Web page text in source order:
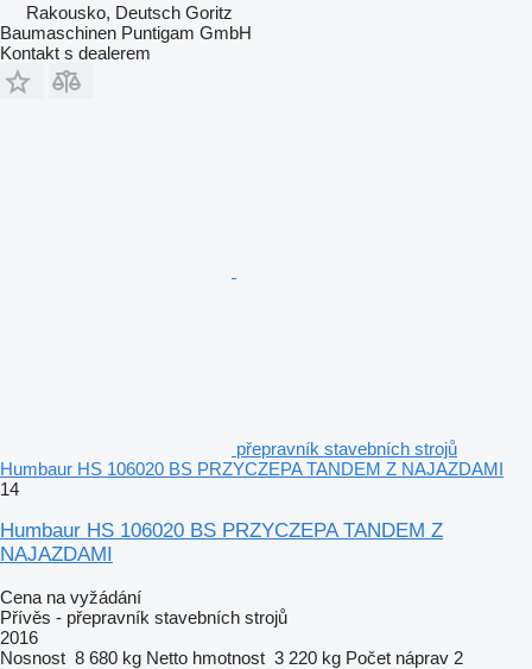
Rakousko, Deutsch Goritz
Baumaschinen Puntigam GmbH
Kontakt s dealerem
přepravník stavebních strojů
Humbaur HS 106020 BS PRZYCZEPA TANDEM Z NAJAZDAMI
14
Humbaur HS 106020 BS PRZYCZEPA TANDEM Z
NAJAZDAMI
Cena na vyžádání
Přívěs - přepravník stavebních strojů
2016
Nosnost 8 680 kg Netto hmotnost 3 220 kg Počet náprav 2